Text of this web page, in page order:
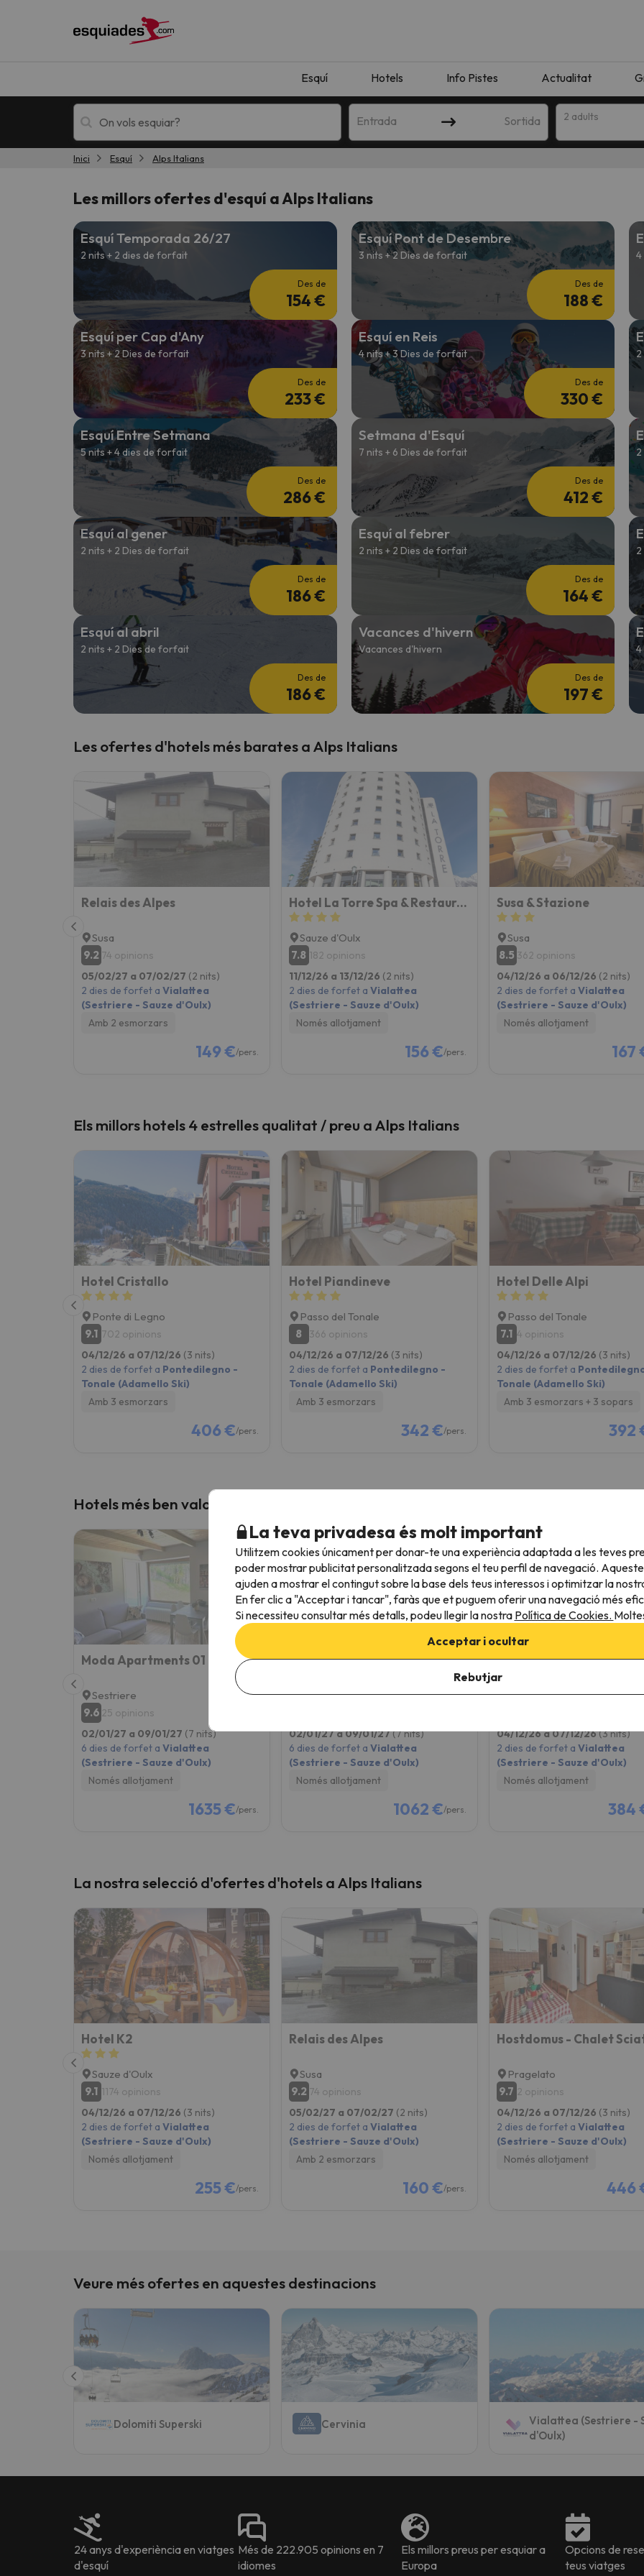
Esquí Hotels Info Pistes Actualitat
Entrada Sortida 2 adults
!Vaja! No hem trobat resultats que coincideixin amb la teva cerca. Intenteu modificar la destinació.
Vaja! Sembla que el nostre cercador ha perdut el nord. Quan trobi la seva brúixola torna.
Inici Esquí Alps Italians
Les millors ofertes d'esquí a Alps Italians
Esquí Temporada 26/27
2 nits + 2 dies de forfait
Des de
154 €
Esquí Pont de Desembre
3 nits + 2 Dies de forfait
Des de
188 €
Esquí per Cap d'Any
3 nits + 2 Dies de forfait
Des de
233 €
Esquí en Reis
4 nits + 3 Dies de forfait
Des de
330 €
Esquí Entre Setmana
5 nits + 4 dies de forfait
Des de
286 €
Setmana d'Esquí
7 nits + 6 Dies de forfait
Des de
412 €
Esquí al gener
2 nits + 2 Dies de forfait
Des de
186 €
Esquí al febrer
2 nits + 2 Dies de forfait
Des de
164 €
Esquí al abril
2 nits + 2 Dies de forfait
Des de
186 €
Vacances d'hivern
Vacances d'hivern
Des de
197 €
Les ofertes d'hotels més barates a Alps Italians
Relais des Alpes
Susa
9.2 74 opinions
05/02/27 a 07/02/27 (2 nits)
2 dies de forfet a Vialattea
(Sestriere - Sauze d'Oulx)
Amb 2 esmorzars
149 €/pers.
Hotel La Torre Spa & Restaurant
Sauze d'Oulx
7.8 182 opinions
11/12/26 a 13/12/26 (2 nits)
2 dies de forfet a Vialattea
(Sestriere - Sauze d'Oulx)
Només allotjament
156 €/pers.
Susa & Stazione
Susa
8.5 362 opinions
04/12/26 a 06/12/26 (2 nits)
2 dies de forfet a Vialattea
(Sestriere - Sauze d'Oulx)
Només allotjament
167
Els millors hotels 4 estrelles qualitat / preu a Alps Italians
Hotel Cristallo
Ponte di Legno
9.1 702 opinions
04/12/26 a 07/12/26 (3 nits)
2 dies de forfet a Pontedilegno -
Tonale (Adamello Ski)
Amb 3 esmorzars
406 €/pers.
Hotel Piandineve
Passo del Tonale
8
366 opinions
04/12/26 a 07/12/26 (3 nits)
2 dies de forfet a Pontedilegno -
Tonale (Adamello Ski)
Amb 3 esmorzars
342 €/pers.
Hotel Delle Alpi
Passo del Tonale
7.1 4 opinions
04/12/26 a 07/12/26 (3 nits)
2 dies de forfet a
Tonale (Adamello Ski)
Amb 3 esmorzars + 3 sopars
392
Hotels més ben valorats a la nostra web a Alps Italians
Moda Apartments 01
Sestriere
9.6 25 opinions
02/01/27 a 09/01/27 (7 nits)
6 dies de forfet a Vialattea
(Sestriere - Sauze d'Oulx)
Només allotjament
1635 €/pers.
Residence Cascina Genzianella
Oulx
02/01/27 a 09/01/27(7 nits)
6 dies de forfet a Vialattea
(Sestriere - Sauze d'Oulx)
Només allotjament
1062 €/pers.
appartamenti la
Cesana Torinese
04/12/26 a 07/12/26(3 nits)
2 dies de forfet a Vialattea
(Sestriere - Sauze d'Oulx)
Només allotjament
384
La nostra selecció d'ofertes d'hotels a Alps Italians
Hotel K2
Sauze d'Oulx
9.1 1174 opinions
04/12/26 a 07/12/26 (3 nits)
2 dies de forfet a Vialattea
(Sestriere - Sauze d'Oulx)
Només allotjament
255 €/pers.
Relais des Alpes
Susa
9.2 74 opinions
05/02/27 a 07/02/27 (2 nits)
2 dies de forfet a Vialattea
(Sestriere - Sauze d'Oulx)
Amb 2 esmorzars
160 €/pers.
Pragelato
9.7 2 opinions
04/12/26 a 07/12/26 (3 nits)
2 dies de forfet a Vialattea
(Sestriere - Sauze d'Oulx)
Només allotjament
446
Veure més ofertes en aquestes destinacions
Dolomiti Superski Cervinia
Vialattea (Sestriere -
d'Oulx)
24 anys d'experiència en viatges
d'esquí
Més de 222.905 opinions en 7
idiomes
Els millors preus per esquiar a
Europa
Opcions de
teus viatges
La teva privadesa és molt important
Utilitzem cookies únicament per donar-te una experiència adaptada a les teves
poder mostrar publicitat personalitzada segons el teu perfil de navegació.
ajuden a mostrar el contingut sobre la base dels teus interessos i optimitzar la
En fer clic a "Acceptar i tancar", faràs que et puguem oferir una navegació més
Si necessiteu consultar més detalls, podeu llegir la nostra Política de Cookies.
Acceptar i ocultar
Rebutjar